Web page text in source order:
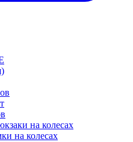
на колесах
на колесах